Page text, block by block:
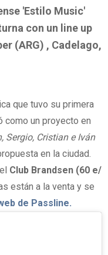
'Estilo Music'
con un line up
(ARG) , Cadelago,
que tuvo su primera
como un proyecto en
Sergio, Cristian e Iván
en la ciudad.
Club Brandsen (60 e/
están a la venta y se
de Passline.